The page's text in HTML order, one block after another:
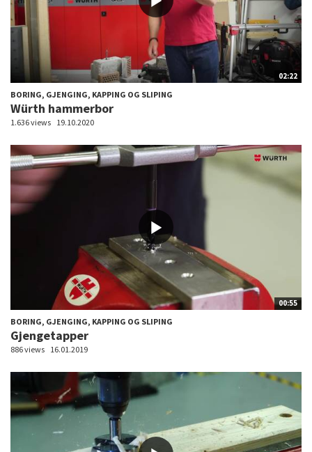
02:22
BORING, GJENGING, KAPPING OG SLIPING
Würth hammerbor
1.636 views 19.10.2020
00:55
BORING, GJENGING, KAPPING OG SLIPING
Gjengetapper
886 views 16.01.2019